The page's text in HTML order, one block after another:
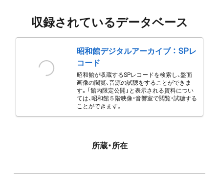
収録されているデータベース
昭和館デジタルアーカイブ ： SPレ
コード
昭和館が収蔵するSPレコードを検索し、盤面
画像の閲覧、音源の試聴をすることができま
す。「館内限定公開」と表示される資料につい
ては、昭和館５階映像・音響室で閲覧・試聴する
ことができます。
所蔵・所在